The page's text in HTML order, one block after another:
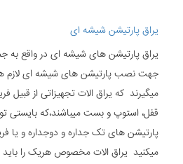
یراق پارتیشن شیشه ای
یراق پارتیشن های شیشه ای در واقع به
جهت نصب پارتیشن های شیشه ای لازم
میگیرند که یراق الات تجهیزاتی از قبیل
قفل، استوپ و بست میباشند،که بایستی
پارتیشن های تک جداره و دوجداره و یا
میکنید یراق الات مخصوص هریک را باید